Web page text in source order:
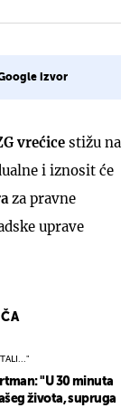
izvor
vrećice stižu na
i iznosit će
za pravne
uprave
"U 30 minuta
života, supruga